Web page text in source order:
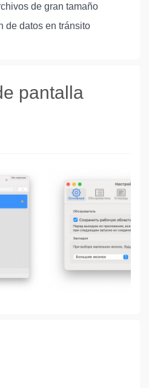
de gran tamaño
de datos en tránsito
pantalla